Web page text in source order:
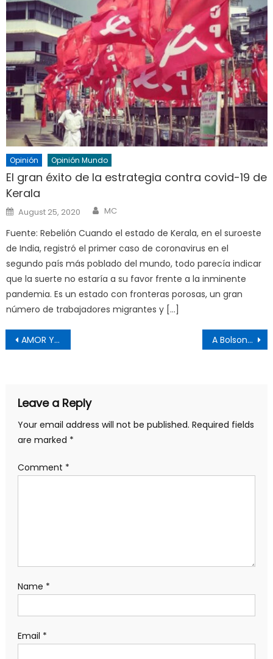
Opinión Opinión Mundo
El gran éxito de la estrategia contra covid-19 de
Kerala
Posted
on
August 25, 2020 Author
MC
Fuente: Rebelión Cuando el estado de Kerala, en el suroeste
de India, registró el primer caso de coronavirus en el
segundo país más poblado del mundo, todo parecía indicar
que la suerte no estaría a su favor frente a la inminente
pandemia. Es un estado con fronteras porosas, un gran
número de trabajadores migrantes y […]
Post
navigation
AMOR Y MIEDO A Bolsonaro le hunde la pandemia y le ahorca la economía
Leave a Reply
Your email address will not be published. Required fields
are marked *
Comment *
Name *
Email *